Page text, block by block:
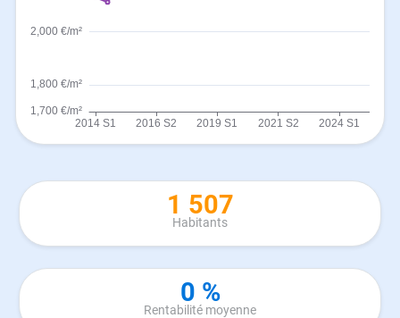
1 507
Habitants
0 %
Rentabilité moyenne